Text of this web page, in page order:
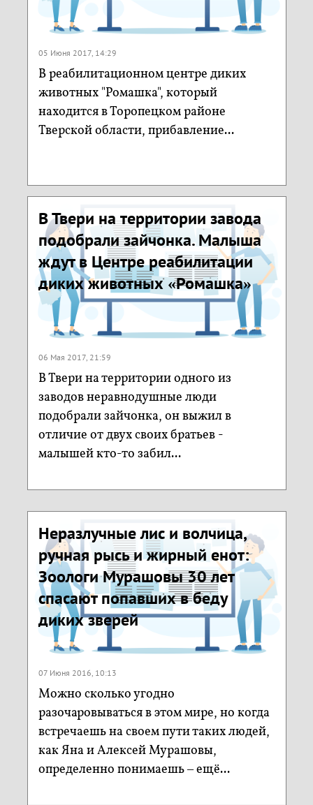
05 Июня 2017, 14:29
В реабилитационном центре диких
животных "Ромашка", который
находится в Торопецком районе
Тверской области, прибавление...
В Твери на территории завода
подобрали зайчонка. Малыша
ждут в Центре реабилитации
диких животных «Ромашка»
06 Мая 2017, 21:59
В Твери на территории одного из
заводов неравнодушные люди
подобрали зайчонка, он выжил в
отличие от двух своих братьев -
малышей кто-то забил...
Неразлучные лис и волчица,
ручная рысь и жирный енот:
Зоологи Мурашовы 30 лет
спасают попавших в беду
диких зверей
07 Июня 2016, 10:13
Можно сколько угодно
разочаровываться в этом мире, но когда
встречаешь на своем пути таких людей,
как Яна и Алексей Мурашовы,
определенно понимаешь – ещё...